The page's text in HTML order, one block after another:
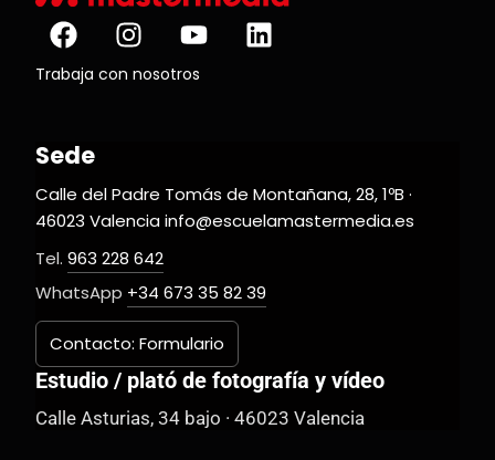
Trabaja con nosotros
Sede
Calle del Padre Tomás de Montañana, 28, 1ºB ·
46023 Valencia info@escuelamastermedia.es
Tel. 963 228 642
WhatsApp +34 673 35 82 39
Contacto: Formulario
Estudio / plató de fotografía y vídeo
Calle Asturias, 34 bajo · 46023 Valencia